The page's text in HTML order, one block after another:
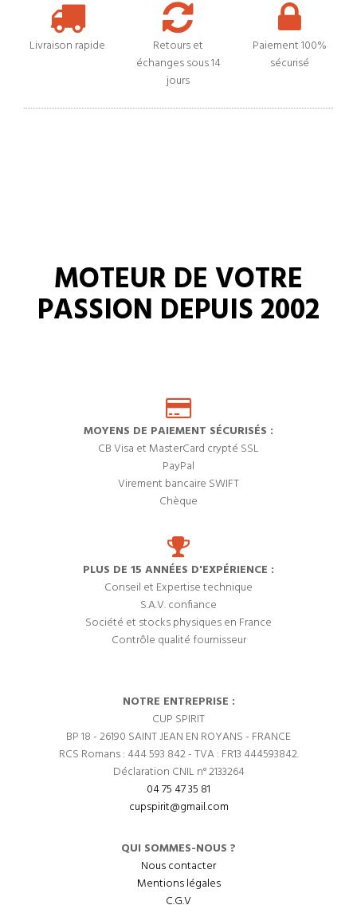
Livraison rapide
Retours et
échanges sous 14
jours
Paiement 100%
sécurisé
MOTEUR DE VOTRE
PASSION DEPUIS 2002
MOYENS DE PAIEMENT SÉCURISÉS :
CB Visa et MasterCard crypté SSL
PayPal
Virement bancaire SWIFT
Chèque
PLUS DE 15 ANNÉES D'EXPÉRIENCE :
Conseil et Expertise technique
S.A.V. confiance
Société et stocks physiques en France
Contrôle qualité fournisseur
NOTRE ENTREPRISE :
CUP SPIRIT
BP 18 - 26190 SAINT JEAN EN ROYANS - FRANCE
RCS Romans : 444 593 842 - TVA : FR13 444593842.
Déclaration CNIL n° 2133264
04 75 47 35 81
cupspirit@gmail.com
QUI SOMMES-NOUS ?
Nous contacter
Mentions légales